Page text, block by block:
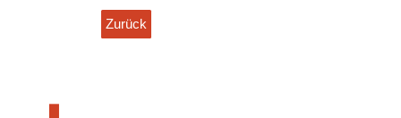
Zurück